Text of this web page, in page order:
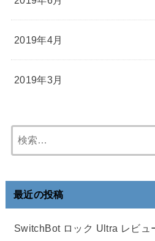
2019年4月
2019年3月
索:
最近の投稿
SwitchBot ロック Ultra レビュ